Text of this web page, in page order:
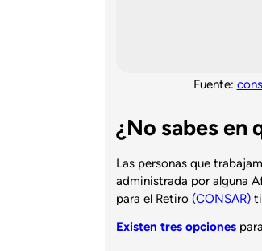
Fuente:
¿No sabes en
Las personas que
administrada por alguna
para el Retiro (CONSAR)
Existen tres opciones